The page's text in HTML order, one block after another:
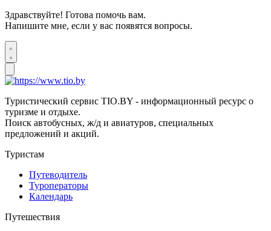
Здравствуйте! Готова помочь вам.
Напишите мне, если у вас появятся вопросы.
Туристический сервис TIO.BY - информационный ресурс о
туризме и отдыхе.
Поиск автобусных, ж/д и авиатуров, специальных
предложений и акций.
Туристам
Путеводитель
Туроператоры
Календарь
Путешествия